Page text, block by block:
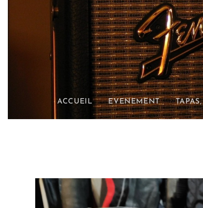
ACCUEIL EVENEMENT